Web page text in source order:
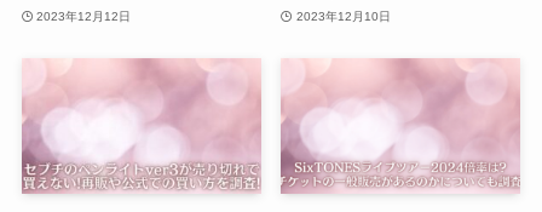
2023年12月12日 2023年12月10日